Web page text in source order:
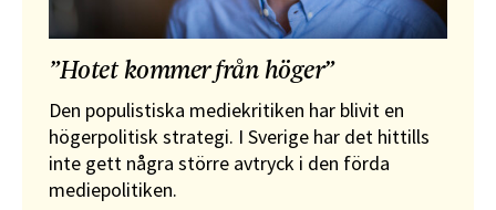
”Hotet kommer från höger”
Den populistiska mediekritiken har blivit en
högerpolitisk strategi. I Sverige har det hittills
inte gett några större avtryck i den förda
mediepolitiken.